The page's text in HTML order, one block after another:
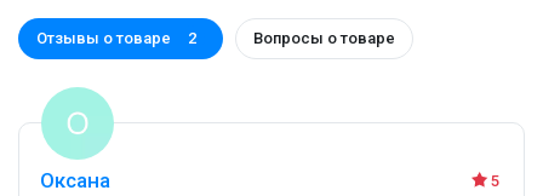
Отзывы о товаре 2 Вопросы о товаре
5
Оксана